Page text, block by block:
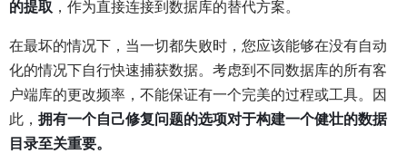
的提取 ，作为直接连接到数据库的替代方案。
在最坏的情况下，当一切都失败时，您应该能够在没有自动
化的情况下自行快速捕获数据。考虑到不同数据库的所有客
户端库的更改频率，不能保证有一个完美的过程或工具。因
此， 拥有一个自己修复问题的选项对于构建一个健壮的数据
目录至关重要。